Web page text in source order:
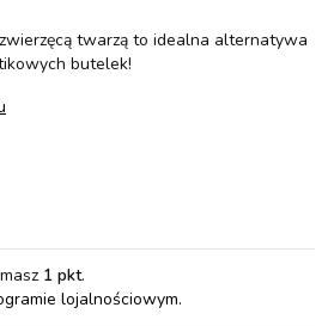
twarzą to idealna alternatywa
butelek!
1 pkt.
lojalnościowym.